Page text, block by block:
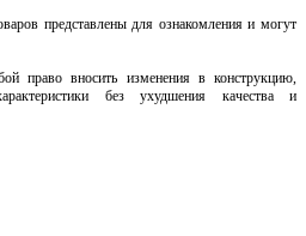
представлены для ознакомления и могут
право вносить изменения в конструкцию,
без ухудшения качества и